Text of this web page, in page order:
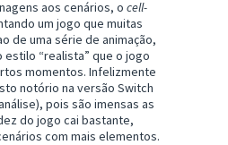
aos cenários, o cell-
um jogo que muitas
de uma série de animação,
estilo “realista” que o jogo
momentos. Infelizmente
notório na versão Switch
pois são imensas as
do jogo cai bastante,
com mais elementos.